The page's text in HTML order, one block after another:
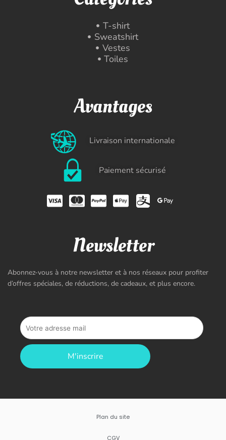
T-shirt
Sweatshirt
Vestes
Toiles
Avantages
Livraison internationale
Paiement sécurisé
Newsletter
Abonnez-vous à notre newsletter et à nos réseaux pour profiter
d’offres spéciales, de réductions, de cadeaux, et plus encore.
M'inscrire
Plan du site
CGV